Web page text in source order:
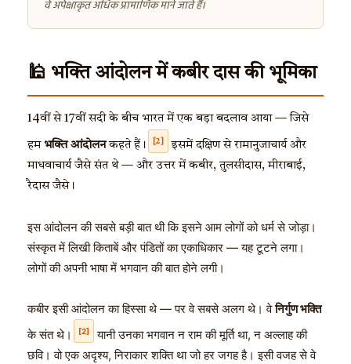
वे अपेक्षाकृत अधिक प्रामाणिक माने जाते हैं।
🕌 भक्ति आंदोलन में कबीर दास की भूमिका
14वीं से 17वीं सदी के बीच भारत में एक बड़ा बदलाव आया — जिसे
हम भक्ति आंदोलनकहते हैं। [2]
इसमें दक्षिण से रामानुजाचार्य और
माधवाचार्य जैसे संत थे — और उत्तर में कबीर, तुलसीदास, मीराबाई,
रैदास जैसे।
इस आंदोलन की सबसे बड़ी बात थी कि इसने आम लोगों को धर्म से जोड़ा।
संस्कृत में लिखी किताबें और पंडितों का एकाधिकार — यह टूटने लगा।
लोगों की अपनी भाषा में भगवान की बात होने लगी।
कबीर इसी आंदोलन का हिस्सा थे — पर वे सबसे अलग थे। वेनिर्गुण भक्ति
के संत थे।
[2]
यानी उनका भगवान न राम की मूर्ति था, न अल्लाह की
छवि। वो एक अदृश्य, निराकार शक्ति था जो हर जगह है। इसी वजह से वे